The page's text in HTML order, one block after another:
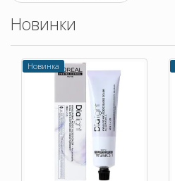
Новинки
Новинка